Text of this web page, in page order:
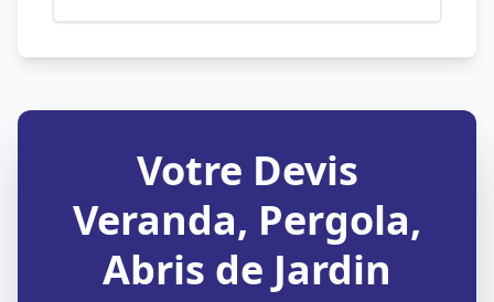
Votre Devis
Veranda, Pergola,
Abris de Jardin